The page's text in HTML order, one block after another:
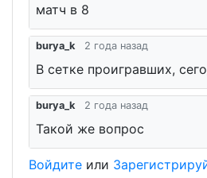
матч в 8
burya_k 2 года назад
В сетке проигравших,
burya_k 2 года назад
Такой же вопрос
Войдите или